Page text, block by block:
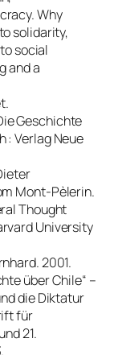
Why
solidarity,
social
and a
Geschichte
: Verlag Neue
Mont-Pèlerin.
Thought
University
2001.
über Chile“ –
die Diktatur
für
21.